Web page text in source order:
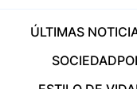
ÚLTIMAS
SOCIEDAD